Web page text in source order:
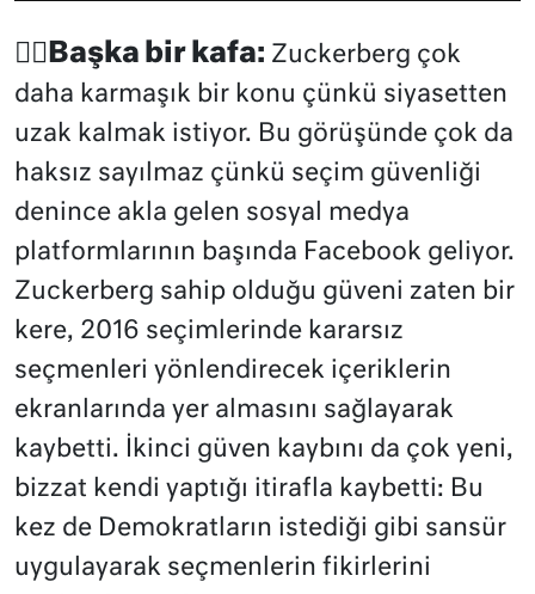
😶‍🌫️Başka bir kafa: Zuckerberg çok
daha karmaşık bir konu çünkü siyasetten
uzak kalmak istiyor. Bu görüşünde çok da
haksız sayılmaz çünkü seçim güvenliği
denince akla gelen sosyal medya
platformlarının başında Facebook geliyor.
Zuckerberg sahip olduğu güveni zaten bir
kere, 2016 seçimlerinde kararsız
seçmenleri yönlendirecek içeriklerin
ekranlarında yer almasını sağlayarak
kaybetti. İkinci güven kaybını da çok yeni,
bizzat kendi yaptığı itirafla kaybetti: Bu
kez de Demokratların istediği gibi sansür
uygulayarak seçmenlerin fikirlerini